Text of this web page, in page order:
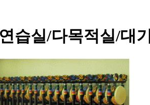
습실/다목적실/대